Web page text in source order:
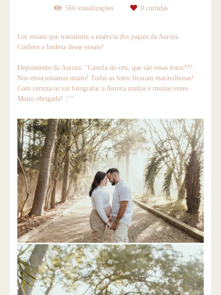
566visualizações 0curtidas
Um ensaio que transmitiu a essência dos papais da Aurora.
Confere a lindeza desse ensaio!
Depoimento da Aurora: "Camila do céu, que são essas fotos???
Nos emocionamos muito! Todas as fotos ficaram maravilhosas!
Com certeza tu vai fotografar a Aurora muitas e muitas vezes.
Muito obrigada! ♡"